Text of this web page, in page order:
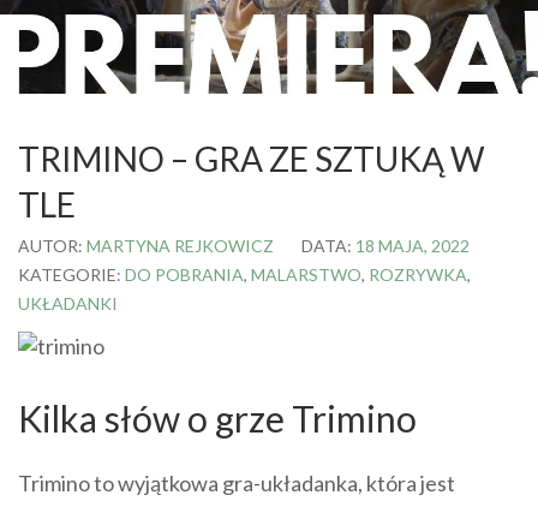
TRIMINO – GRA ZE SZTUKĄ W
TLE
AUTOR: MARTYNA REJKOWICZ DATA: 18 MAJA, 2022
KATEGORIE: DO POBRANIA, MALARSTWO, ROZRYWKA,
UKŁADANKI
Kilka słów o grze Trimino
Trimino to wyjątkowa gra-układanka, która jest